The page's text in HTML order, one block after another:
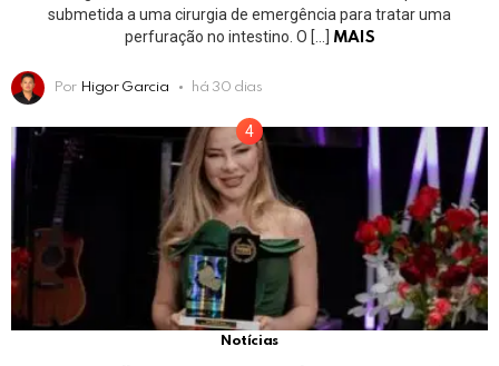
submetida a uma cirurgia de emergência para tratar uma
perfuração no intestino. O […]
MAIS
Por Higor Garcia há 30 dias
Notícias